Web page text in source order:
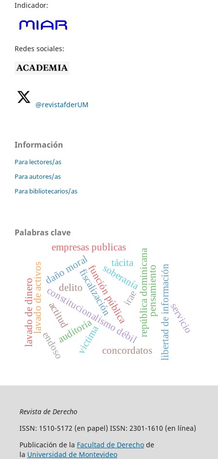
Indicador:
Redes sociales:
@revistafderUM
Información
Para lectores/as
Para autores/as
Para bibliotecarios/as
Palabras clave
constitucionalismo débilrepública dominicana
fiscalización
auditoria
soberanía pensamiento
actitud libertad de información
lavado de activos
lavado de dinero delito
daño moral
empresas publicas
función públicairae
tácita
concordatos
servicio
endoso victima
Revista de Derecho
ISSN: 1510-5172 (en papel) ISSN: 2301-1610 (en línea)
Publicación de la Facultad de Derechode
la Universidad de Montevideo